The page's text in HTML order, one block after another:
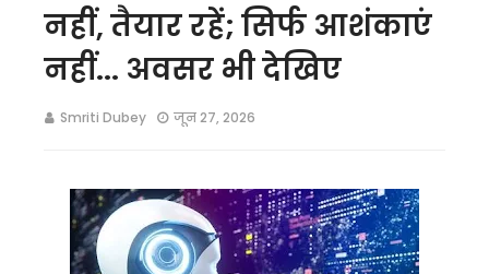
नहीं, तैयार रहें; सिर्फ आशंकाएं
नहीं... अवसर भी देखिए
Smriti Dubey जून 27, 2026